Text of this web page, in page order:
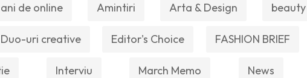
de online Amintiri Arta & Design beauty
Duo-uri creative Editor's Choice FASHION BRIEF
Interviu March Memo News